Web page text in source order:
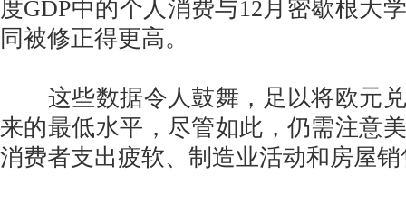
度GDP中的个人消费与12月密歇根大
同被修正得更高。
这些数据令人鼓舞，足以将欧元兑
来的最低水平，尽管如此，仍需注意
消费者支出疲软、制造业活动和房屋